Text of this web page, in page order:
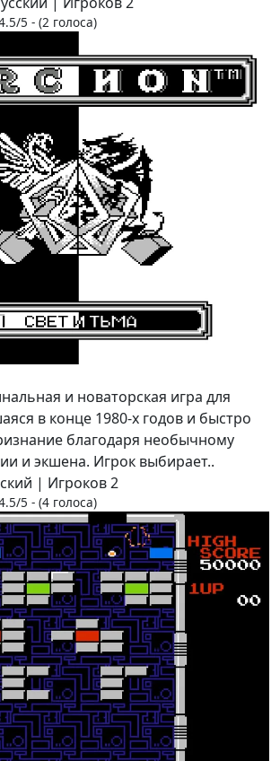
5 - (2 голоса)
и новаторская игра для
в конце 1980-х годов и быстро
благодаря необычному
и экшена. Игрок выбирает..
| Игроков 2
5 - (4 голоса)